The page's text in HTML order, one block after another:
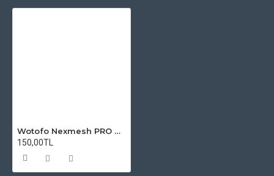
Wotofo Nexmesh PRO Atomizer Camı
150,00TL